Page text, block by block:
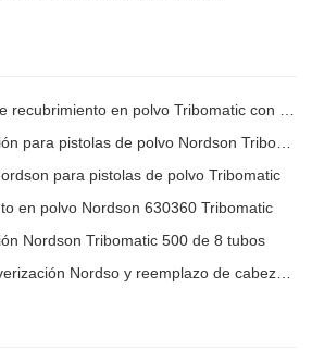
Cabezal pulverizador de recubrimiento en polvo Tribomatic con 16 tubos
Boquillas de pulverización para pistolas de polvo Nordson Tribomatic
para pistolas de polvo Tribomatic
en polvo Nordson 630360 Tribomatic
Nordson Tribomatic 500 de 8 tubos
Vendo boquillas de pulverización Nordso y reemplazo de cabezales de pulverización.